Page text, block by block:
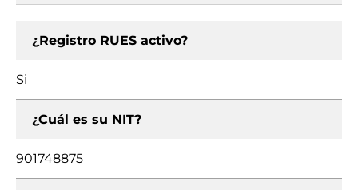
¿Registro RUES activo?
Si
¿Cuál es su NIT?
901748875